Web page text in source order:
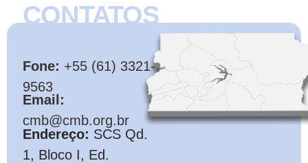
CONTATOS
Fone: +55 (61) 3321-
9563
Email:
cmb@cmb.org.br
Endereço: SCS Qd.
1, Bloco I, Ed.